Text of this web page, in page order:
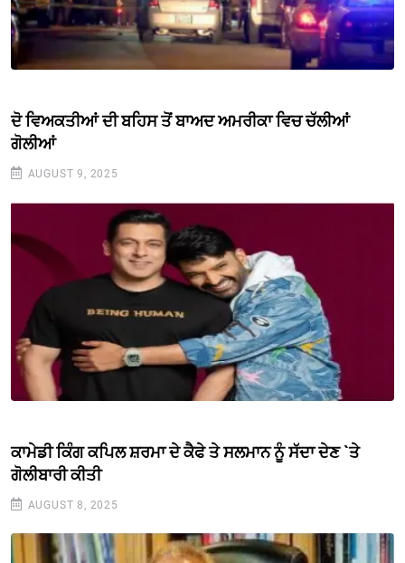
ਦੋ ਵਿਅਕਤੀਆਂ ਦੀ ਬਹਿਸ ਤੋਂ ਬਾਅਦ ਅਮਰੀਕਾ ਵਿਚ ਚੱਲੀਆਂ
ਗੋਲੀਆਂ
AUGUST 9, 2025
ਕਾਮੇਡੀ ਕਿੰਗ ਕਪਿਲ ਸ਼ਰਮਾ ਦੇ ਕੈਫੇ ਤੇ ਸਲਮਾਨ ਨੂੰ ਸੱਦਾ ਦੇਣ `ਤੇ
ਗੋਲੀਬਾਰੀ ਕੀਤੀ
AUGUST 8, 2025